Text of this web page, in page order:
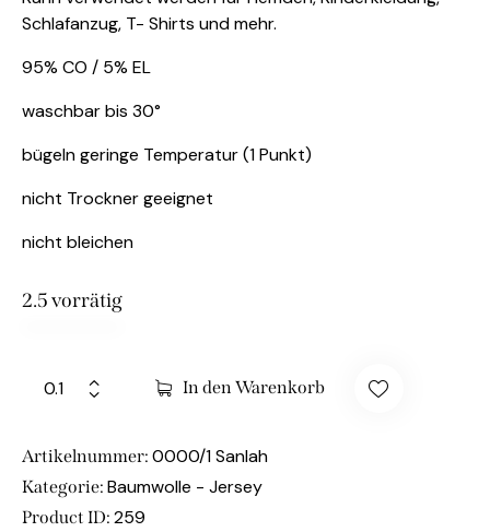
Schlafanzug, T- Shirts und mehr.
95% CO / 5% EL
waschbar bis 30°
bügeln geringe Temperatur (1 Punkt)
nicht Trockner geeignet
nicht bleichen
2.5 vorrätig
In den Warenkorb
Artikelnummer: 0000/1 Sanlah
Kategorie: Baumwolle - Jersey
Product ID: 259